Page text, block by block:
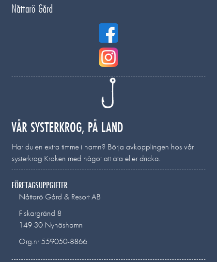
Nåttarö Gård
VÅR SYSTERKROG, PÅ LAND
Har du en extra timme i hamn? Börja avkopplingen hos vår
systerkrog Kroken med något att äta eller dricka.
FÖRETAGSUPPGIFTER
Nåttarö Gård & Resort AB
Fiskargränd 8
149 30 Nynäshamn
Org.nr 559050-8866